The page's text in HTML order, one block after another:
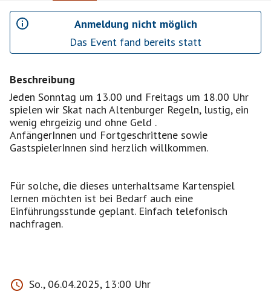
Anmeldung nicht möglich
Das Event fand bereits statt
Beschreibung
Jeden Sonntag um 13.00 und Freitags um 18.00 Uhr
spielen wir Skat nach Altenburger Regeln, lustig, ein
wenig ehrgeizig und ohne Geld .
AnfängerInnen und Fortgeschrittene sowie
GastspielerInnen sind herzlich willkommen.
Für solche, die dieses unterhaltsame Kartenspiel
lernen möchten ist bei Bedarf auch eine
Einführungsstunde geplant. Einfach telefonisch
nachfragen.
So., 06.04.2025, 13:00 Uhr